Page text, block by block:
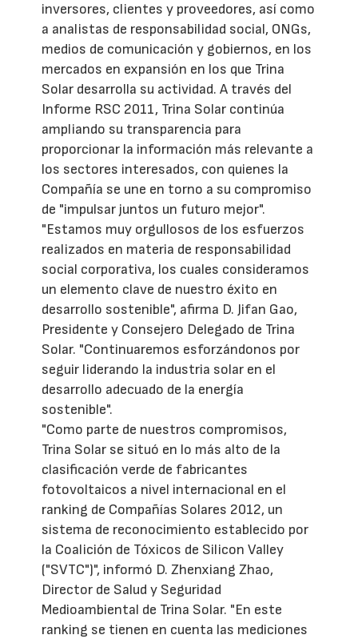
inversores, clientes y proveedores, así como
a analistas de responsabilidad social, ONGs,
medios de comunicación y gobiernos, en los
mercados en expansión en los que Trina
Solar desarrolla su actividad. A través del
Informe RSC 2011, Trina Solar continúa
ampliando su transparencia para
proporcionar la información más relevante a
los sectores interesados, con quienes la
Compañía se une en torno a su compromiso
de "impulsar juntos un futuro mejor".
"Estamos muy orgullosos de los esfuerzos
realizados en materia de responsabilidad
social corporativa, los cuales consideramos
un elemento clave de nuestro éxito en
desarrollo sostenible", afirma D. Jifan Gao,
Presidente y Consejero Delegado de Trina
Solar. "Continuaremos esforzándonos por
seguir liderando la industria solar en el
desarrollo adecuado de la energía
sostenible".
"Como parte de nuestros compromisos,
Trina Solar se situó en lo más alto de la
clasificación verde de fabricantes
fotovoltaicos a nivel internacional en el
ranking de Compañías Solares 2012, un
sistema de reconocimiento establecido por
la Coalición de Tóxicos de Silicon Valley
("SVTC")", informó D. Zhenxiang Zhao,
Director de Salud y Seguridad
Medioambiental de Trina Solar. "En este
ranking se tienen en cuenta las mediciones